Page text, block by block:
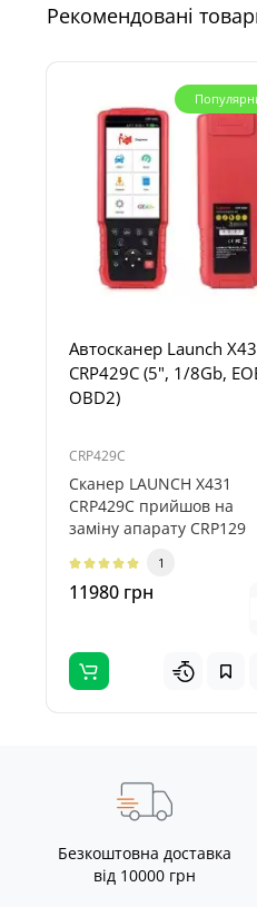
Рекомендовані
Автосканер Launch
CRP429C (5", 1/8Gb,
OBD2)
CRP429C
Сканер LAUNCH X431
CRP429C прийшов на
заміну апарату CRP129
компактною версі..
1
11980 грн
Безкоштовна доставка
від 10000 грн